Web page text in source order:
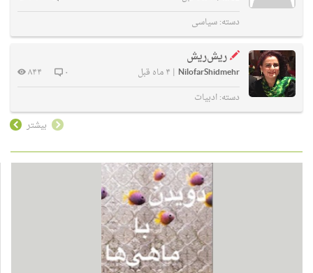
دسته:سیاسی
ریش‌ریش
NilofarShidmehr
| ۴ ماه قبل ۰
۸۴۴
دسته:ادبیات
بیشتر